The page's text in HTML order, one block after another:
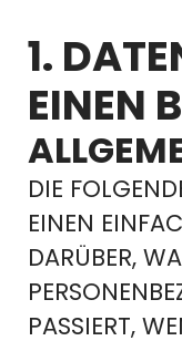
1.
EINEN
DIE
EINEN
DARÜBER,
PASSIERT,